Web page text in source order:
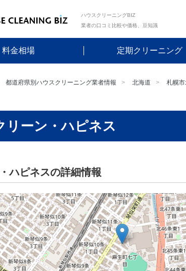
ハウスクリーニングBIZ
業者の口コミ比較や価格、豆知識
料金相場 定期クリーニング
都道府県別ハウスクリーニング業者情報 北海道 札幌市
リーン・ハピネス
ハピネスの詳細情報